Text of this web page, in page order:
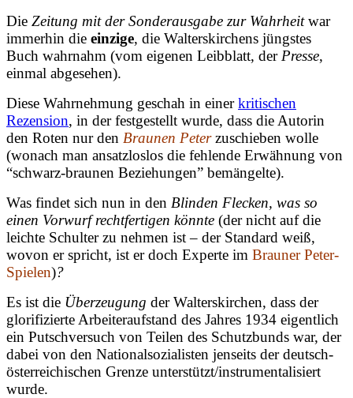
Die Zeitung mit der Sonderausgabe zur Wahrheitwar
immerhin die einzige, die Walterskirchens jüngstes
Buch wahrnahm (vom eigenen Leibblatt, der Presse,
einmal abgesehen).
Diese Wahrnehmung geschah in einerkritischen
Rezension, in der festgestellt wurde, dass die Autorin
den Roten nur den Braunen Peter zuschieben wolle
(wonach man ansatzloslos die fehlende Erwähnung von
“schwarz-braunen Beziehungen” bemängelte).
Was findet sich nun in den Blinden Flecken, was so
einen Vorwurf rechtfertigen könnte (der nicht auf die
leichte Schulter zu nehmen ist – der Standard weiß,
wovon er spricht, ist er doch Experte im Brauner Peter-
Spielen)?
Es ist die Überzeugung der Walterskirchen, dass der
glorifizierte Arbeiteraufstand des Jahres 1934 eigentlich
ein Putschversuch von Teilen des Schutzbunds war, der
dabei von den Nationalsozialisten jenseits der deutsch-
österreichischen Grenze unterstützt/instrumentalisiert
wurde.